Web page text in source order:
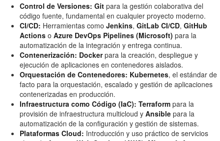
Control de Versiones: Git para la gestión colaborativa del
código fuente, fundamental en cualquier proyecto moderno.
CI/CD: Herramientas como Jenkins, GitLab CI/CD, GitHub
Actions o Azure DevOps Pipelines (Microsoft) para la
automatización de la integración y entrega continua.
Contenerización: Dockerpara la creación, despliegue y
ejecución de aplicaciones en contenedores aislados.
Orquestación de Contenedores: Kubernetes, el estándar de
facto para la orquestación, escalado y gestión de aplicaciones
contenerizadas en producción.
Infraestructura como Código (IaC): Terraform para la
provisión de infraestructura multicloud y Ansible para la
automatización de la configuración y gestión de sistemas.
Plataformas Cloud: Introducción y uso práctico de servicios